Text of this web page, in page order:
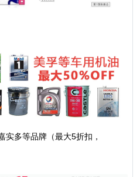
实多等品牌（最大5折扣，